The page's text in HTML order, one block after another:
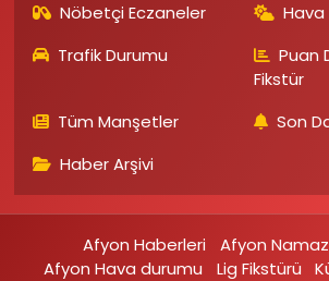
Nöbetçi Eczaneler
Hava
Trafik Durumu
Puan
Fikstür
Tüm Manşetler
Son
Haber Arşivi
Afyon Haberleri
Afyon
Afyon Hava durumu
Lig Fikstürü